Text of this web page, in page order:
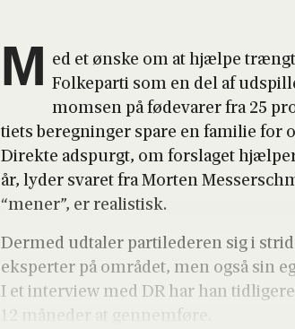
M ed et ønske om at hjæl­pe
Fol­ke­par­ti som en del af
mom­sen på føde­va­rer fra 25
tiets bereg­nin­ger spa­re en fami­lie for
Direk­te ads­purgt, om for­sla­get
år, lyder sva­ret fra Mor­ten
“mener”, er rea­li­stisk.
Der­med udta­ler par­ti­le­de­ren sig i
eks­per­ter på områ­det, men også sin
I et inter­view med DR har han
12 måne­der at gen­nem­fø­re.